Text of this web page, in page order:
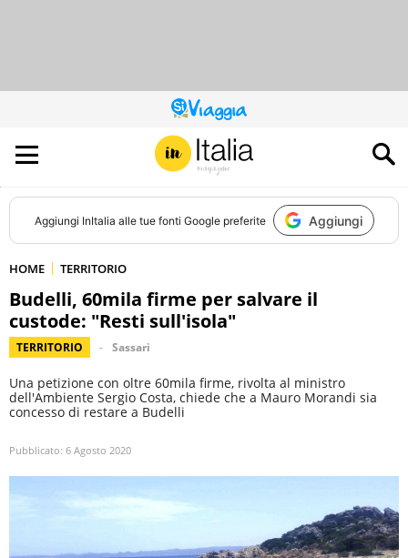
QUESTO
SITO
CONTRIBUISCE
ALL’AUDIENCE
DI
Aggiungi InItalia alle tue fonti Google preferite Aggiungi
HOME TERRITORIO
Budelli, 60mila firme per salvare il
custode: "Resti sull'isola"
TERRITORIO Sassari
Una petizione con oltre 60mila firme, rivolta al ministro
dell'Ambiente Sergio Costa, chiede che a Mauro Morandi sia
concesso di restare a Budelli
Pubblicato: 6 Agosto 2020